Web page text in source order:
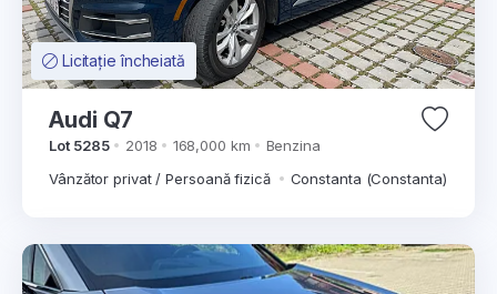
Licitație încheiată
Audi Q7
Lot 5285 2018 168,000 km
Benzina
Vânzător privat / Persoană fizică
Constanta (Constanta)